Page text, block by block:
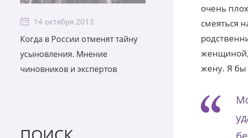
14 октября 2013
Когда в России отменят тайну
усыновления. Мнение
чиновников и экспертов
очень
смеяться
женщиной,
жену. Я бы